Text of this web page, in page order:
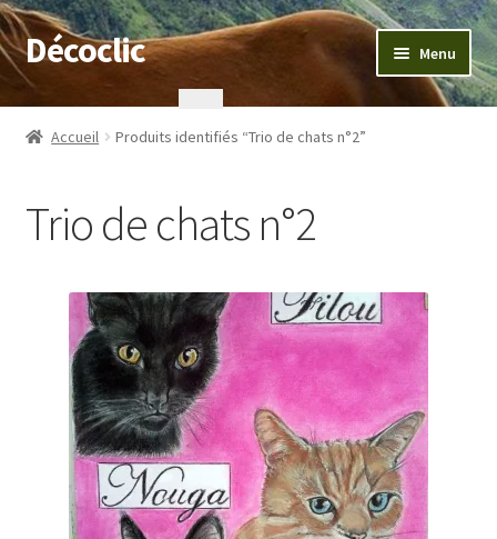
Aller
à
navigation
Aller
au
Décoclic Menu
Accueil
Commande
Mentions légales
Mon compte
Panier
Accueil Produits identifiés “Trio de chats n°2”
Trio de chats n°2